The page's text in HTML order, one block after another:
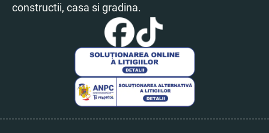
constructii, casa si gradina.